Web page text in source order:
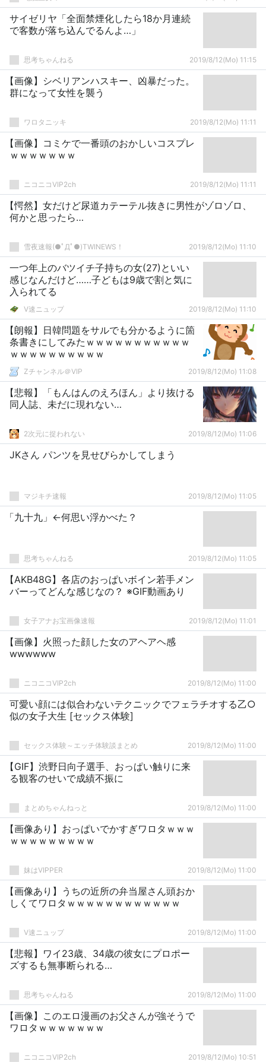
サイゼリヤ「全面禁煙化したら18か月連続
で客数が落ち込んでるんよ…」
思考ちゃんねる 2019/8/12(Mo) 11:15
【画像】シベリアンハスキー、凶暴だった。
群になって女性を襲う
ワロタニッキ 2019/8/12(Mo) 11:11
【画像】コミケで一番頭のおかしいコスプレ
ｗｗｗｗｗｗｗ
ニコニコVIP2ch 2019/8/12(Mo) 11:11
【愕然】女だけど尿道カテーテル抜きに男性がゾロゾロ、
何かと思ったら…
雪夜速報(●ﾟДﾟ●)TWINEWS！ 2019/8/12(Mo) 11:10
一つ年上のバツイチ子持ちの女(27)といい
感じなんだけど……子どもは9歳で割と気に
入られてる
V速ニュップ 2019/8/12(Mo) 11:10
【朗報】日韓問題をサルでも分かるように箇
条書きにしてみたｗｗｗｗｗｗｗｗｗｗｗ
ｗｗｗｗｗｗｗｗｗｗ
Zチャンネル＠VIP 2019/8/12(Mo) 11:08
【悲報】「もんはんのえろほん」より抜ける
同人誌、未だに現れない…
2次元に捉われない 2019/8/12(Mo) 11:06
JKさん パンツを見せびらかしてしまう
マジキチ速報 2019/8/12(Mo) 11:05
「九十九」←何思い浮かべた？
思考ちゃんねる 2019/8/12(Mo) 11:05
【AKB48G】各店のおっぱいボイン若手メン
バーってどんな感じなの？ ※GIF動画あり
女子アナお宝画像速報 2019/8/12(Mo) 11:01
【画像】火照った顔した女のアヘアヘ感
wwwwww
ニコニコVIP2ch 2019/8/12(Mo) 11:00
可愛い顔には似合わないテクニックでフェラチオする乙○
似の女子大生 [セックス体験]
セックス体験～エッチ体験談まとめ 2019/8/12(Mo) 11:00
【GIF】渋野日向子選手、おっぱい触りに来
る観客のせいで成績不振に
まとめちゃんねっと 2019/8/12(Mo) 11:00
【画像あり】おっぱいでかすぎワロタｗｗｗ
ｗｗｗｗｗｗｗｗｗ
妹はVIPPER 2019/8/12(Mo) 11:00
【画像あり】うちの近所の弁当屋さん頭おか
しくてワロタｗｗｗｗｗｗｗｗｗｗｗｗ
V速ニュップ 2019/8/12(Mo) 11:00
【悲報】ワイ23歳、34歳の彼女にプロポー
ズするも無事断られる…
思考ちゃんねる 2019/8/12(Mo) 11:00
【画像】このエロ漫画のお父さんが強そうで
ワロタｗｗｗｗｗｗｗ
ニコニコVIP2ch 2019/8/12(Mo) 10:51